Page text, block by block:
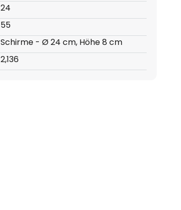
24
55
Schirme - Ø 24 cm, Höhe 8 cm
2,136